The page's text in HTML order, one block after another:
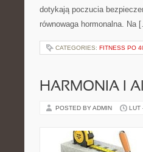
dotykają poczucia
równowaga hormonalna. Na
CATEGORIES: FITNESS PO
HARMONIA I
POSTED BY ADMIN LUT